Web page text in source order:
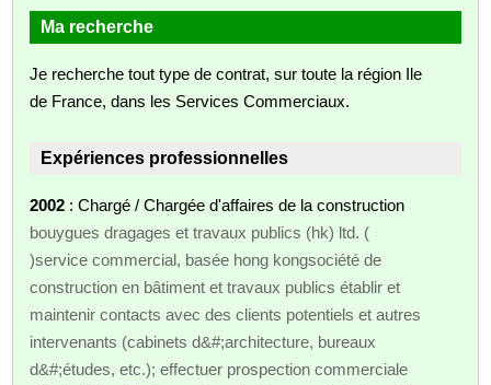
Ma recherche
Je recherche tout type de contrat, sur toute la région Ile
de France, dans les Services Commerciaux.
Expériences professionnelles
2002 : Chargé / Chargée d'affaires de la construction
bouygues dragages et travaux publics (hk) ltd. (
)service commercial, basée hong kongsociété de
construction en bâtiment et travaux publics établir et
maintenir contacts avec des clients potentiels et autres
intervenants (cabinets d&#;architecture, bureaux
d&#;études, etc.); effectuer prospection commerciale